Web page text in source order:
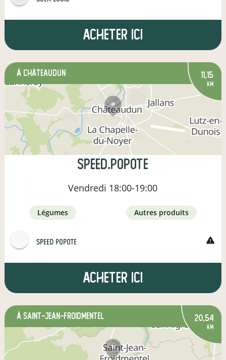
Acheter ici
à Châteaudun 11,15
km
SPEED.Popote
Vendredi 18:00-19:00
légumes autres produits
SPEED POPOTE warning
Acheter ici
à Saint-Jean-Froidmentel 20,54
km